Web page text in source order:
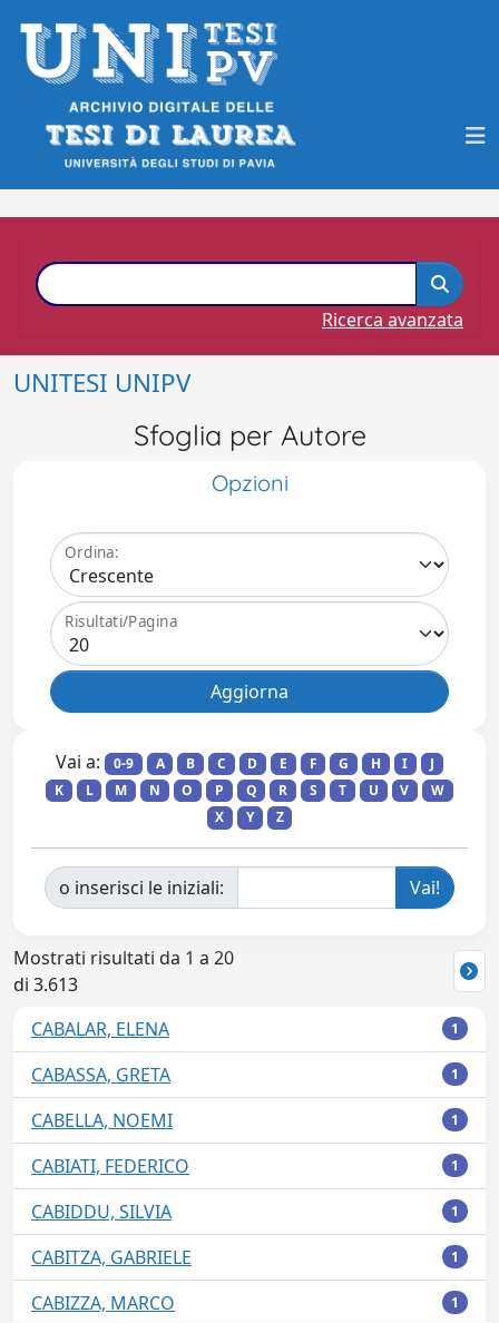
Ricerca avanzata
UNITESI UNIPV
Sfoglia per Autore
Opzioni
Ordina:
Risultati/Pagina
Vai a: 0-9 A B C D E F G H I
J
K
L M N O P Q R S T U V
W
X
Y Z
o inserisci le iniziali:
Mostrati risultati da 1 a 20
di 3.613
CABALAR, ELENA
1
CABASSA, GRETA 1
CABELLA, NOEMI 1
CABIATI, FEDERICO 1
CABIDDU, SILVIA 1
CABITZA, GABRIELE 1
CABIZZA, MARCO 1